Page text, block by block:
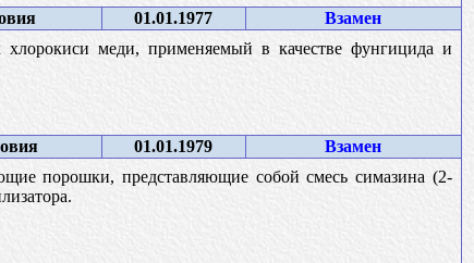
01.01.1977
Взамен
меди, применяемый в качестве фунгицида и
01.01.1979
Взамен
порошки, представляющие собой смесь симазина (2-